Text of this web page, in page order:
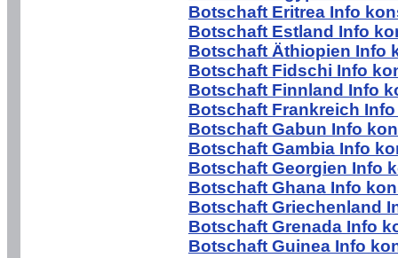
Botschaft Eritrea Info
Botschaft Estland Info
Botschaft Äthiopien Info
Botschaft Fidschi Info
Botschaft Finnland Info
Botschaft Frankreich
Botschaft Gabun Info
Botschaft Gambia Info
Botschaft Georgien Info
Botschaft Ghana Info
Botschaft Griechenland
Botschaft Grenada Info
Botschaft Guinea Info